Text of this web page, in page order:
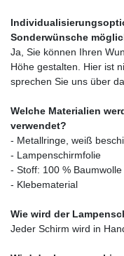
Sonderwünsche
Ja, Sie können Ihren
Höhe gestalten. Hier ist
sprechen Sie uns über
Welche Materialien
verwendet?
- Metallringe, weiß
- Lampenschirmfolie
- Stoff: 100 % Baumwolle
- Klebematerial
Wie wird der
Jeder Schirm wird in